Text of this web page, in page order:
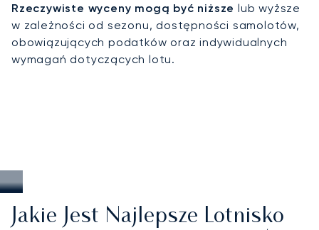
Dzięki dwudziestoletniemu doświadczeniu
LunaJets gwarantuje bezpieczeństwo
potwierdzone certyfikatem Argus®, przejrzyste
ceny oraz elastyczne rozwiązania czarterowe,
bezproblemowych połączeń z Wiedniem i innymi
kluczowymi miastami Europy Środkowej.
Rzeczywiste wyceny mogą być niższe lub wyższe
w zależności od sezonu, dostępności samolotów,
obowiązujących podatków oraz indywidualnych
wymagań dotyczących lotu.
Jakie Jest Najlepsze Lotnisko